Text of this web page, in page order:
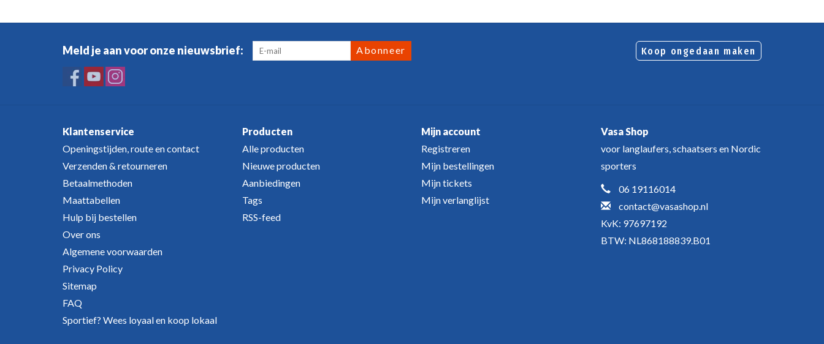
Meld je aan voor onze nieuwsbrief: Abonneer Koop ongedaan maken
Klantenservice
Openingstijden, route en contact
Verzenden & retourneren
Betaalmethoden
Maattabellen
Hulp bij bestellen
Over ons
Algemene voorwaarden
Privacy Policy
Sitemap
FAQ
Sportief? Wees loyaal en koop lokaal
Producten
Alle producten
Nieuwe producten
Aanbiedingen
Tags
RSS-feed
Mijn account
Registreren
Mijn bestellingen
Mijn tickets
Mijn verlanglijst
Vasa Shop
voor langlaufers, schaatsers en Nordic
sporters
06 19116014
contact@vasashop.nl
KvK: 97697192
BTW: NL868188839.B01